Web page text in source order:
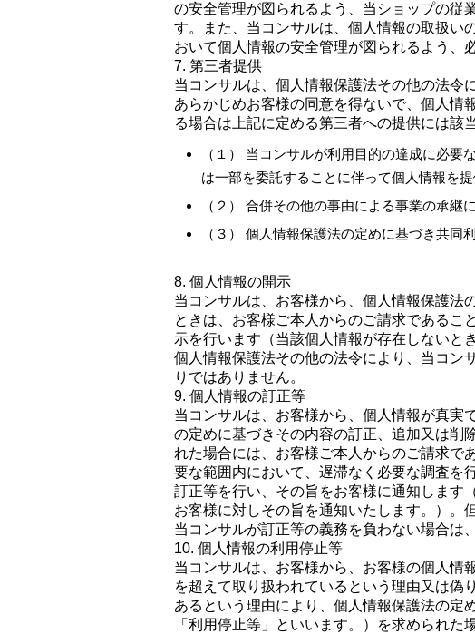
の安全管理が図られるよう、当ショップの従
す。また、当コンサルは、個人情報の取扱い
おいて個人情報の安全管理が図られるよう、
7. 第三者提供
当コンサルは、個人情報保護法その他の法令
あらかじめお客様の同意を得ないで、個人情
る場合は上記に定める第三者への提供には該
（１） 当コンサルが利用目的の達成に必要
は一部を委託することに伴って個人情報を
（２） 合併その他の事由による事業の承継
（３） 個人情報保護法の定めに基づき共同
8. 個人情報の開示
当コンサルは、お客様から、個人情報保護法
ときは、お客様ご本人からのご請求であるこ
示を行います（当該個人情報が存在しないと
個人情報保護法その他の法令により、当コン
りではありません。
9. 個人情報の訂正等
当コンサルは、お客様から、個人情報が真実
の定めに基づきその内容の訂正、追加又は削
れた場合には、お客様ご本人からのご請求で
要な範囲内において、遅滞なく必要な調査を
訂正等を行い、その旨をお客様に通知します
お客様に対しその旨を通知いたします。）。
当コンサルが訂正等の義務を負わない場合は
10. 個人情報の利用停止等
当コンサルは、お客様から、お客様の個人情
を超えて取り扱われているという理由又は偽
あるという理由により、個人情報保護法の定
「利用停止等」といいます。）を求められ